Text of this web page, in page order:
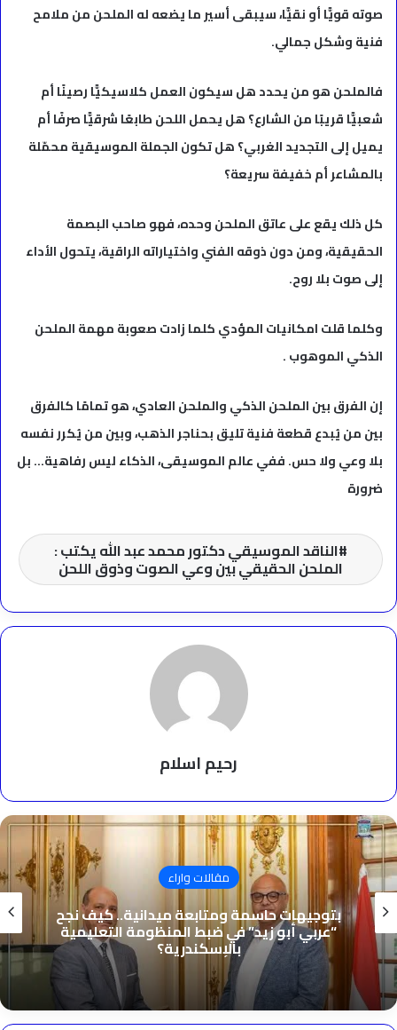
صوته قويًّا أو نقيًّا، سيبقى أسير ما يضعه له الملحن من ملامح
فنية وشكل جمالي.
فالملحن هو من يحدد هل سيكون العمل كلاسيكيًّا رصينًا أم
شعبيًّا قريبًا من الشارع؟ هل يحمل اللحن طابعًا شرقيًّا صرفًا أم
يميل إلى التجديد الغربي؟ هل تكون الجملة الموسيقية محمّلة
بالمشاعر أم خفيفة سريعة؟
كل ذلك يقع على عاتق الملحن وحده، فهو صاحب البصمة
الحقيقية، ومن دون ذوقه الفني واختياراته الراقية، يتحول الأداء
إلى صوت بلا روح.
وكلما قلت امكانيات المؤدي كلما زادت صعوبة مهمة الملحن
الذكي الموهوب .
إن الفرق بين الملحن الذكي والملحن العادي، هو تمامًا كالفرق
بين من يُبدع قطعة فنية تليق بحناجر الذهب، وبين من يُكرر نفسه
بلا وعي ولا حس. ففي عالم الموسيقى، الذكاء ليس رفاهية… بل
ضرورة
الناقد الموسيقي دكتور محمد عبد الله يكتب :
الملحن الحقيقي بين وعي الصوت وذوق اللحن
رحيم اسلام
مقالات واراء
بتوجيهات حاسمة ومتابعة ميدانية.. كيف نجح
“عربي أبو زيد” في ضبط المنظومة التعليمية
بالإسكندرية؟